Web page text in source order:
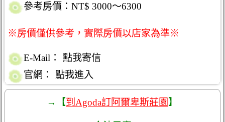
參考房價：NT$ 3000～6300
※房價僅供參考，實際房價以店家為準※
E-Mail：
點我寄信
官網：
點我進入
→【到Agoda訂阿爾卑斯莊園 】